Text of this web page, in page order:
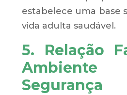
estabelece uma base
vida adulta saudável.
5. Relação
Segurança